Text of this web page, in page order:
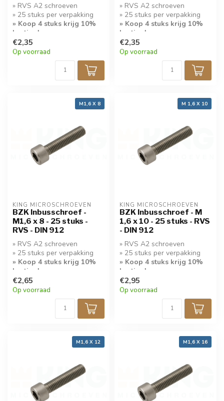
» RVS A2 schroeven
» 25 stuks per verpakking
» Koop 4 stuks krijg 10%
korting!
€2,35
Op voorraad
» RVS A2 schroeven
» 25 stuks per verpakking
» Koop 4 stuks krijg 10%
korting!
€2,35
Op voorraad
M1,6 X 8
KING MICROSCHROEVEN
BZK Inbusschroef -
M1,6 x 8 - 25 stuks -
RVS - DIN 912
» RVS A2 schroeven
» 25 stuks per verpakking
» Koop 4 stuks krijg 10%
korting!
€2,65
Op voorraad
M 1,6 X 10
KING MICROSCHROEVEN
BZK Inbusschroef - M
1,6 x 10 - 25 stuks - RVS
- DIN 912
» RVS A2 schroeven
» 25 stuks per verpakking
» Koop 4 stuks krijg 10%
korting!
€2,95
Op voorraad
M1,6 X 12 M1,6 X 16